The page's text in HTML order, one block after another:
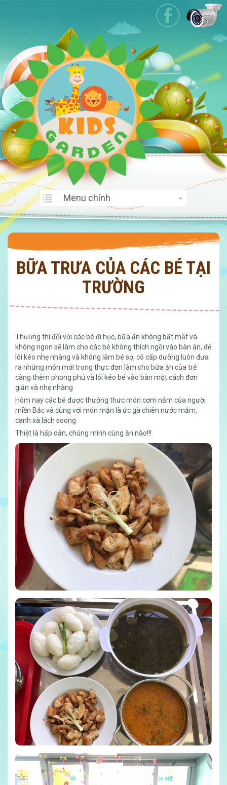
Menu chính
BỮA TRƯA CỦA CÁC BÉ TẠI
TRƯỜNG
Thường thì đối với các bé đi học, bữa ăn không bắt mắt và
không ngon sẽ làm cho các bé không thích ngồi vào bàn ăn, để
lôi kéo nhẹ nhàng và không làm bé sợ, cô cấp dưỡng luôn đưa
ra những món mới trong thực đơn làm cho bữa ăn của trẻ
càng thêm phong phú và lôi kéo bé vào bàn một cách đơn
giản và nhẹ nhàng
Hôm nay các bé được thưởng thức món cơm nắm của người
miền Bắc và cùng với món mặn là ức gà chiên nước mắm,
canh xà lách soong
Thiệt là hấp dẫn, chúng mình cùng ăn nào!!!